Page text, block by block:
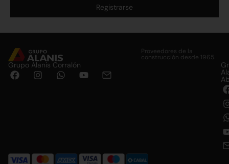
Registrarse
Proveedores de la
construcción desde 1965.
Grupo Alanis Corralón